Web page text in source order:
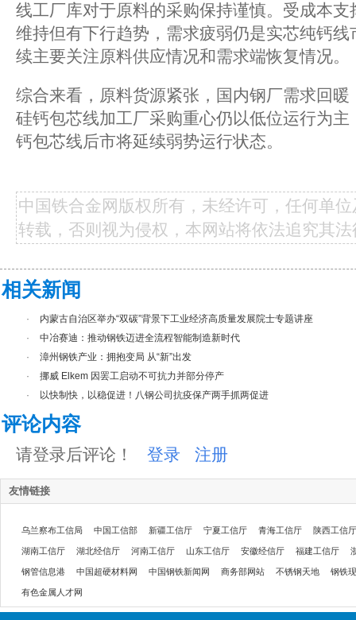
线工厂库对于原料的采购保持谨慎。受成本
维持但有下行趋势，需求疲弱仍是实芯纯钙
续主要关注原料供应情况和需求端恢复情况。
综合来看，原料货源紧张，国内钢厂需求回
硅钙包芯线加工厂采购重心仍以低位运行为
钙包芯线后市将延续弱势运行状态。
中国铁合金网版权所有，未经许可，任何单
转载，否则视为侵权，本网站将依法追究其
相关新闻
·
内蒙古自治区举办“双碳”背景下工业经济高质量发展院士专题讲座
·
中冶赛迪：推动钢铁迈进全流程智能制造新时代
·
漳州钢铁产业：拥抱变局 从“新”出发
·
挪威 Elkem 因罢工启动不可抗力并部分停产
·
以快制快，以稳促进！八钢公司抗疫保产两手抓两促进
评论内容
请登录后评论！ 登录 注册
友情链接
乌兰察布工信局 中国工信部 新疆工信厅 宁夏工信厅 青海工信厅 陕西工信厅
湖南工信厅 湖北经信厅 河南工信厅 山东工信厅 安徽经信厅 福建工信厅
钢管信息港 中国超硬材料网 中国钢铁新闻网 商务部网站 不锈钢天地 钢铁
有色金属人才网